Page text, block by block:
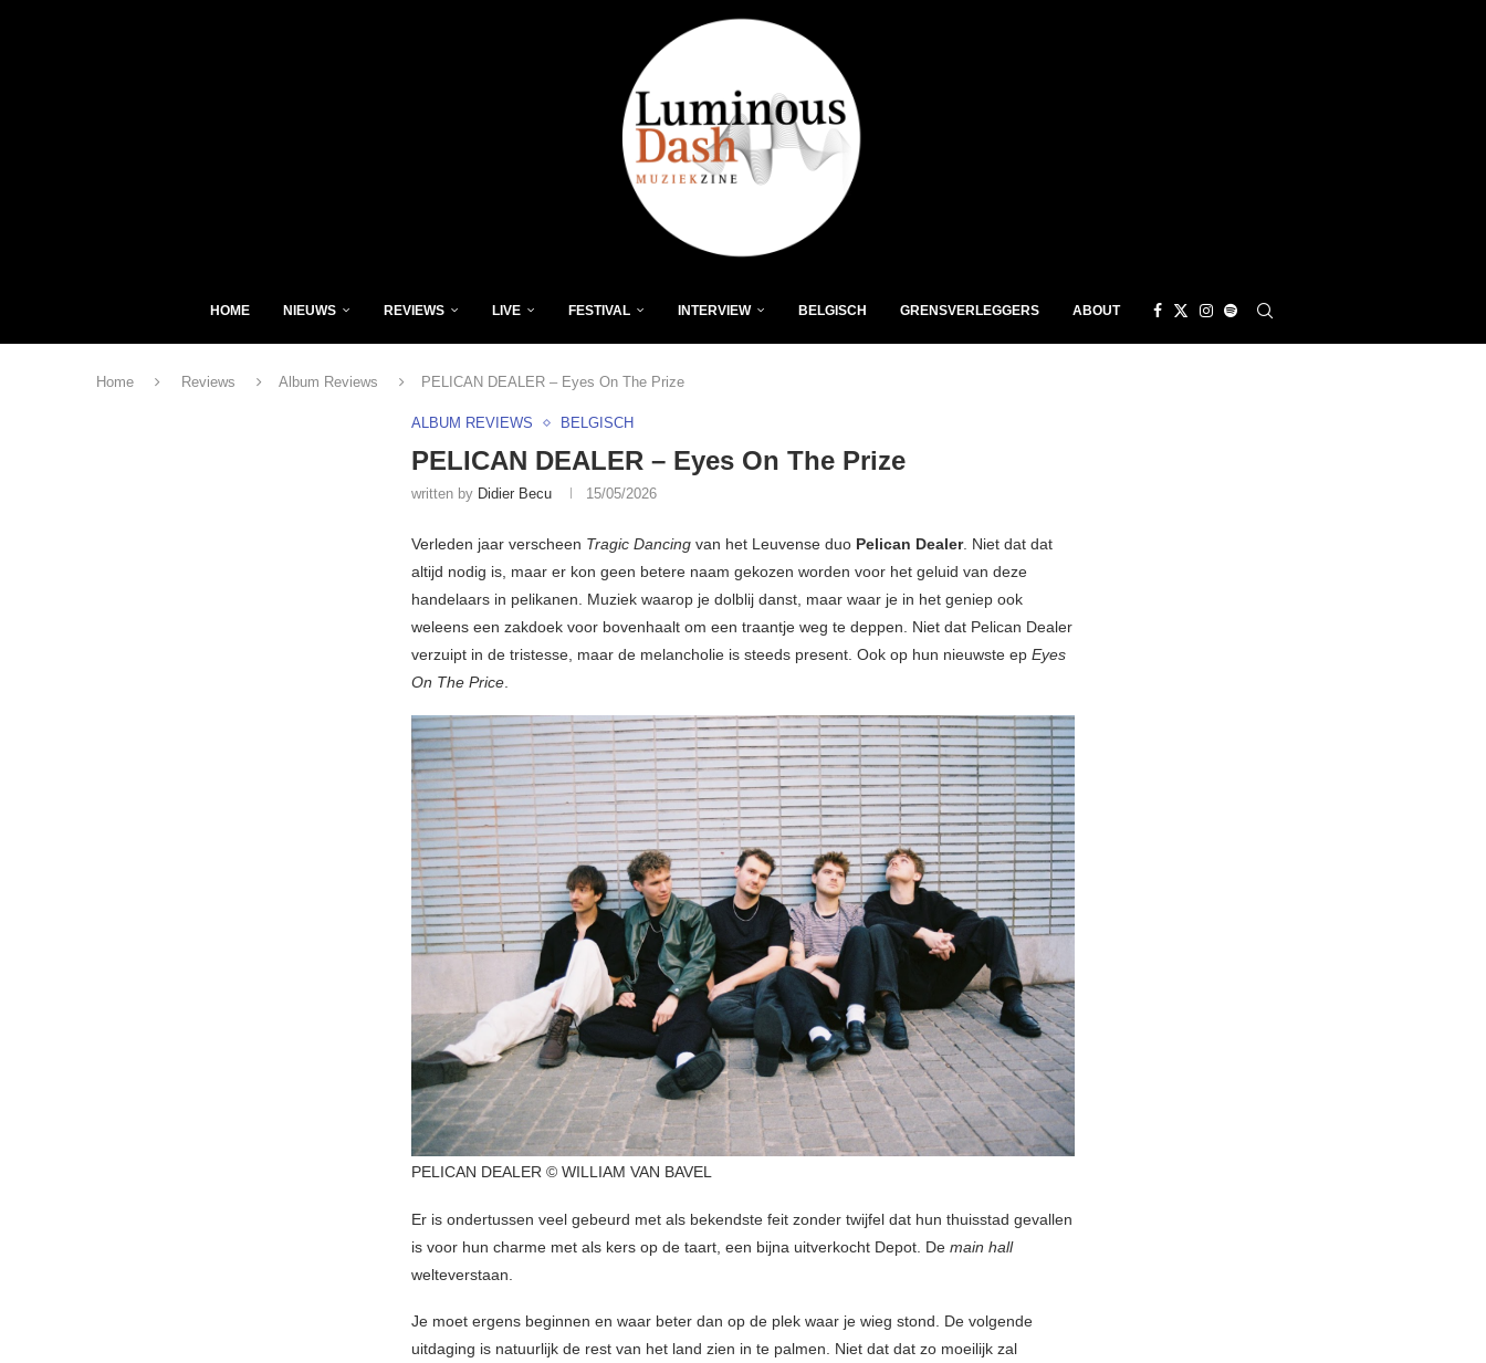
HOME NIEUWS REVIEWS LIVE FESTIVAL INTERVIEW BELGISCH GRENSVERLEGGERS ABOUT
Home Reviews Album Reviews PELICAN DEALER – Eyes On The Prize
ALBUM REVIEWS BELGISCH
PELICAN DEALER – Eyes On The Prize
written by Didier Becu 15/05/2026
Verleden jaar verscheen Tragic Dancing van het Leuvense duo Pelican Dealer. Niet dat dat
altijd nodig is, maar er kon geen betere naam gekozen worden voor het geluid van deze
handelaars in pelikanen. Muziek waarop je dolblij danst, maar waar je in het geniep ook
weleens een zakdoek voor bovenhaalt om een traantje weg te deppen. Niet dat Pelican Dealer
verzuipt in de tristesse, maar de melancholie is steeds present. Ook op hun nieuwste ep Eyes
On The Price.
PELICAN DEALER © WILLIAM VAN BAVEL
Er is ondertussen veel gebeurd met als bekendste feit zonder twijfel dat hun thuisstad gevallen
is voor hun charme met als kers op de taart, een bijna uitverkocht Depot. De main hall
welteverstaan.
Je moet ergens beginnen en waar beter dan op de plek waar je wieg stond. De volgende
uitdaging is natuurlijk de rest van het land zien in te palmen. Niet dat dat zo moeilijk zal